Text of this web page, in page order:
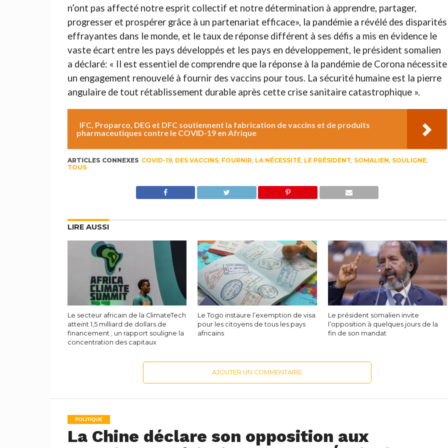
n’ont pas affecté notre esprit collectif et notre détermination à apprendre, partager,
progresser et prospérer grâce à un partenariat efficace», la pandémie a révélé des disparités
effrayantes dans le monde, et le taux de réponse différent à ses défis a mis en évidence le
vaste écart entre les pays développés et les pays en développement, le président somalien
a déclaré: « Il est essentiel de comprendre que la réponse à la pandémie de Corona nécessite
un engagement renouvelé à fournir des vaccins pour tous. La sécurité humaine est la pierre
angulaire de tout rétablissement durable après cette crise sanitaire catastrophique ».
IFC, Proparco, DEG et DFC soutiennent la fabrication de vaccins et de produits
pharmaceutiques contre le COVID-19 en Afrique
ARTICLES CONNEXES COVID-19, DES VACCINS, FOURNIR LA NÉCESSITÉ, LE PRÉSIDENT SOMALIEN SOULIGNE,
TOUS
LIRE AUSSI
Le secteur africain de la ClimateTech
atteint 1,5 milliard de dollars de
financement ; un rapport souligne la
concentration des capitaux
Le Togo instaure l’exemption de visa
pour les citoyens de tous les pays
africains
Le président somalien invite
l’opposition à quelques jours de la
fin de son mandat
AJOUTER UN COMMENTAIRE
POLITIQUE
La Chine déclare son opposition aux